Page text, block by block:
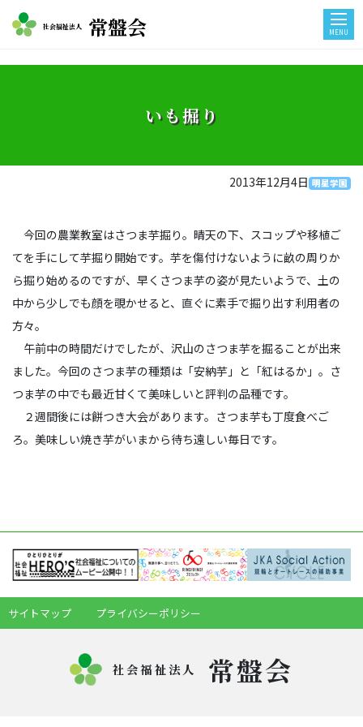
社会福祉法人 常盤会 MENU
いも掘り
2013年12月4日 明星学園
今回の農業教室はさつま芋掘り。晴天の下、スコップや移植ご
てを手にして芋掘り開始です。芋を傷付けないように畝の周りか
ら掘り始めるのですが、早くさつま芋の姿が見たいようで、土の
中から少しでも顔を覗かせると、直ぐに素手で掘り出す利用者の
方々。
午前中の時間だけでしたが、沢山のさつま芋を掘ることが出来
ました。今回のさつま芋の種類は「安納芋」と「紅はるか」。さ
つま芋の中でも最近甘くて美味しいと評判の品種です。
２週間後には餅つき大会があります。さつま芋も丁度食べご
ろ。美味しい焼き芋がいまから待ち遠しい毎日です。
サイトマップ プライバシーポリシー
社会福祉法人 常盤会